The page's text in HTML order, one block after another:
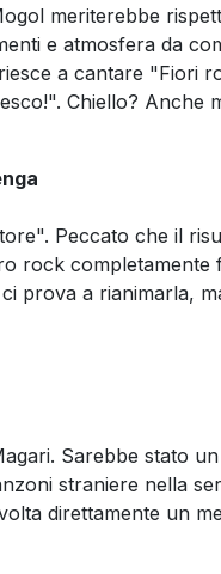
meriterebbe
e atmosfera da
a cantare "Fiori
Chiello? Anche
Peccato che il
rock
prova a rianimarla,
Sarebbe stato
straniere nella
direttamente un